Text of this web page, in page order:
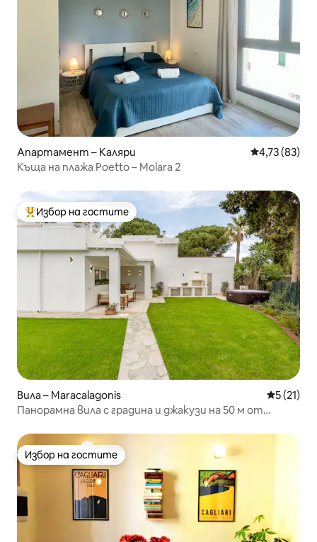
Апартамент – Каляри Средна
4,73 (83)
Къща на плажа Poetto – Molara 2
Най-популярен избор на гостите
Избор на гостите
Вила – Maracalagonis Средна
5 (21)
Панорамна вила с градина и джакузи на 50 м от
Избор на гостите
Избор на гостите